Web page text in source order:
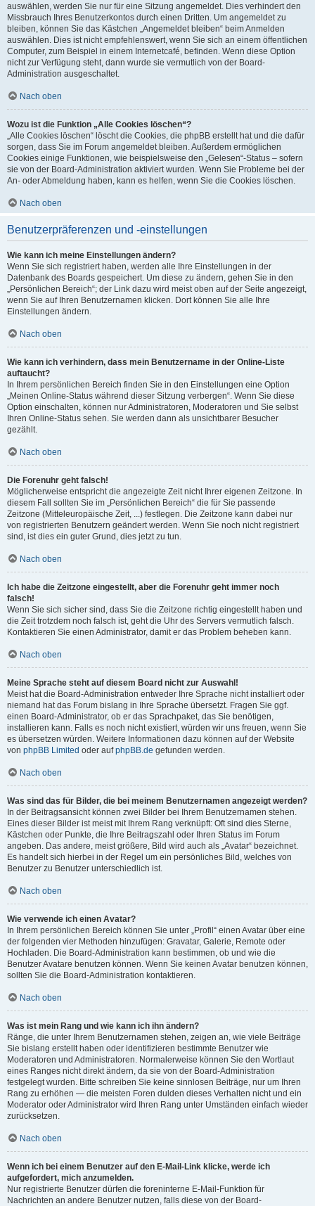
auswählen, werden Sie nur für eine Sitzung angemeldet. Dies verhindert den
Missbrauch Ihres Benutzerkontos durch einen Dritten. Um angemeldet zu
bleiben, können Sie das Kästchen „Angemeldet bleiben“ beim Anmelden
auswählen. Dies ist nicht empfehlenswert, wenn Sie sich an einem öffentlichen
Computer, zum Beispiel in einem Internetcafé, befinden. Wenn diese Option
nicht zur Verfügung steht, dann wurde sie vermutlich von der Board-
Administration ausgeschaltet.
Nach oben
Wozu ist die Funktion „Alle Cookies löschen“?
„Alle Cookies löschen“ löscht die Cookies, die phpBB erstellt hat und die dafür
sorgen, dass Sie im Forum angemeldet bleiben. Außerdem ermöglichen
Cookies einige Funktionen, wie beispielsweise den „Gelesen“-Status – sofern
sie von der Board-Administration aktiviert wurden. Wenn Sie Probleme bei der
An- oder Abmeldung haben, kann es helfen, wenn Sie die Cookies löschen.
Nach oben
Benutzerpräferenzen und -einstellungen
Wie kann ich meine Einstellungen ändern?
Wenn Sie sich registriert haben, werden alle Ihre Einstellungen in der
Datenbank des Boards gespeichert. Um diese zu ändern, gehen Sie in den
„Persönlichen Bereich“; der Link dazu wird meist oben auf der Seite angezeigt,
wenn Sie auf Ihren Benutzernamen klicken. Dort können Sie alle Ihre
Einstellungen ändern.
Nach oben
Wie kann ich verhindern, dass mein Benutzername in der Online-Liste
auftaucht?
In Ihrem persönlichen Bereich finden Sie in den Einstellungen eine Option
„Meinen Online-Status während dieser Sitzung verbergen“. Wenn Sie diese
Option einschalten, können nur Administratoren, Moderatoren und Sie selbst
Ihren Online-Status sehen. Sie werden dann als unsichtbarer Besucher
gezählt.
Nach oben
Die Forenuhr geht falsch!
Möglicherweise entspricht die angezeigte Zeit nicht Ihrer eigenen Zeitzone. In
diesem Fall sollten Sie im „Persönlichen Bereich“ die für Sie passende
Zeitzone (Mitteleuropäische Zeit, ...) festlegen. Die Zeitzone kann dabei nur
von registrierten Benutzern geändert werden. Wenn Sie noch nicht registriert
sind, ist dies ein guter Grund, dies jetzt zu tun.
Nach oben
Ich habe die Zeitzone eingestellt, aber die Forenuhr geht immer noch
falsch!
Wenn Sie sich sicher sind, dass Sie die Zeitzone richtig eingestellt haben und
die Zeit trotzdem noch falsch ist, geht die Uhr des Servers vermutlich falsch.
Kontaktieren Sie einen Administrator, damit er das Problem beheben kann.
Nach oben
Meine Sprache steht auf diesem Board nicht zur Auswahl!
Meist hat die Board-Administration entweder Ihre Sprache nicht installiert oder
niemand hat das Forum bislang in Ihre Sprache übersetzt. Fragen Sie ggf.
einen Board-Administrator, ob er das Sprachpaket, das Sie benötigen,
installieren kann. Falls es noch nicht existiert, würden wir uns freuen, wenn Sie
es übersetzen würden. Weitere Informationen dazu können auf der Website
von phpBB Limited oder aufphpBB.de gefunden werden.
Nach oben
Was sind das für Bilder, die bei meinem Benutzernamen angezeigt werden?
In der Beitragsansicht können zwei Bilder bei Ihrem Benutzernamen stehen.
Eines dieser Bilder ist meist mit Ihrem Rang verknüpft: Oft sind dies Sterne,
Kästchen oder Punkte, die Ihre Beitragszahl oder Ihren Status im Forum
angeben. Das andere, meist größere, Bild wird auch als „Avatar“ bezeichnet.
Es handelt sich hierbei in der Regel um ein persönliches Bild, welches von
Benutzer zu Benutzer unterschiedlich ist.
Nach oben
Wie verwende ich einen Avatar?
In Ihrem persönlichen Bereich können Sie unter „Profil“ einen Avatar über eine
der folgenden vier Methoden hinzufügen: Gravatar, Galerie, Remote oder
Hochladen. Die Board-Administration kann bestimmen, ob und wie die
Benutzer Avatare benutzen können. Wenn Sie keinen Avatar benutzen können,
sollten Sie die Board-Administration kontaktieren.
Nach oben
Was ist mein Rang und wie kann ich ihn ändern?
Ränge, die unter Ihrem Benutzernamen stehen, zeigen an, wie viele Beiträge
Sie bislang erstellt haben oder identifizieren bestimmte Benutzer wie
Moderatoren und Administratoren. Normalerweise können Sie den Wortlaut
eines Ranges nicht direkt ändern, da sie von der Board-Administration
festgelegt wurden. Bitte schreiben Sie keine sinnlosen Beiträge, nur um Ihren
Rang zu erhöhen — die meisten Foren dulden dieses Verhalten nicht und ein
Moderator oder Administrator wird Ihren Rang unter Umständen einfach wieder
zurücksetzen.
Nach oben
Wenn ich bei einem Benutzer auf den E-Mail-Link klicke, werde ich
aufgefordert, mich anzumelden.
Nur registrierte Benutzer dürfen die foreninterne E-Mail-Funktion für
Nachrichten an andere Benutzer nutzen, falls diese von der Board-